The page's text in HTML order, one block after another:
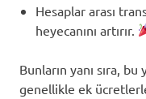
Hesaplar arası
heyecanını artırır.
Bunların yanı sıra,
genellikle ek